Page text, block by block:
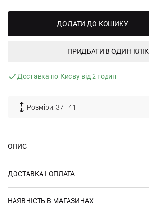
ДОДАТИ ДО КОШИКУ
ПРИДБАТИ В ОДИН КЛІК
Доставка по Києву від 2 годин
Розміри: 37–41
ОПИС
ДОСТАВКА І ОПЛАТА
НАЯВНІСТЬ В МАГАЗИНАХ